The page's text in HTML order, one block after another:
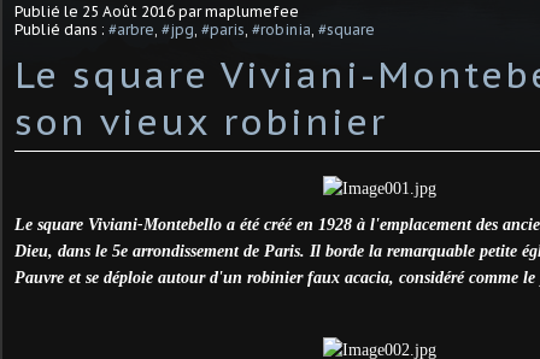
Publié le 25 Août 2016 par maplumefee
Publié dans : #arbre #jpg #paris #robinia #square
Le square Viviani-
son vieux robinier
Le square Viviani-Montebello a été créé en 1928 à l'emplacement des
Dieu, dans le 5e arrondissement de Paris. Il borde la remarquable petite
Pauvre et se déploie autour d'un robinier faux acacia, considéré comme